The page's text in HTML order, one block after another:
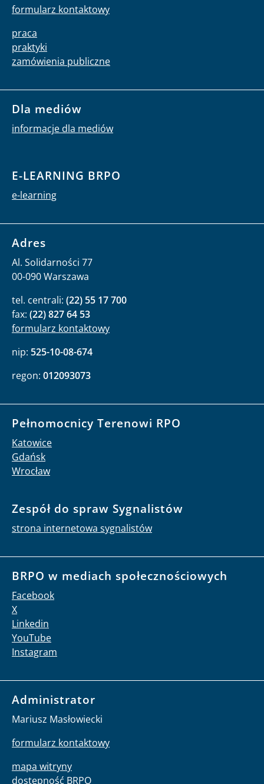
formularz kontaktowy
praca
praktyki
zamówienia publiczne
Dla mediów
informacje dla mediów
E-LEARNING BRPO
e-learning
Adres
Al. Solidarności 77
00-090 Warszawa
tel. centrali: (22) 55 17 700
fax: (22) 827 64 53
formularz kontaktowy
nip: 525-10-08-674
regon: 012093073
Pełnomocnicy Terenowi RPO
Katowice
Gdańsk
Wrocław
Zespół do spraw Sygnalistów
strona internetowa sygnalistów
BRPO w mediach społecznościowych
Facebook
X
Linkedin
YouTube
Instagram
Administrator
Mariusz Masłowiecki
formularz kontaktowy
mapa witryny
dostępność BRPO